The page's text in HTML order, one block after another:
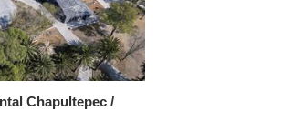
Chapultepec /